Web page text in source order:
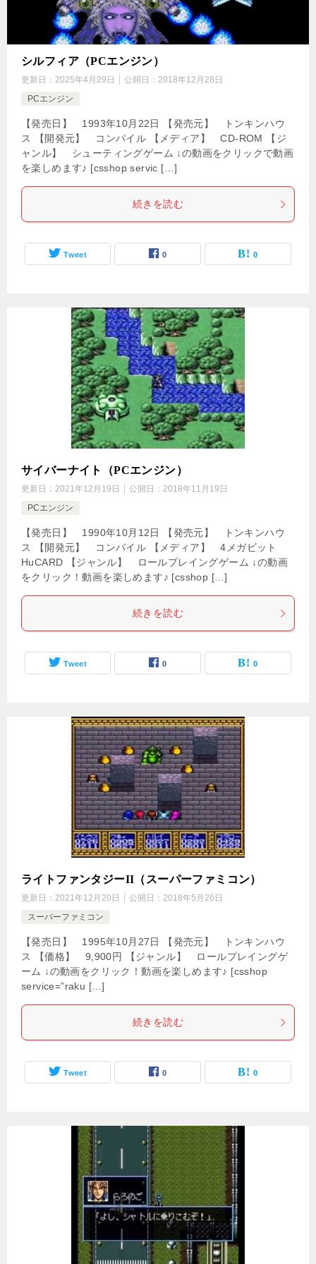
シルフィア（PCエンジン）
更新日： 2025年4月29日 公開日： 2018年12月28日
PCエンジン
【発売日】 1993年10月22日 【発売元】 トンキンハウ
ス 【開発元】 コンパイル 【メディア】 CD-ROM 【ジ
ャンル】 シューティングゲーム ↓の動画をクリックで動画
を楽しめます♪ [csshop servic […]
続きを読む
Tweet 0 0
サイバーナイト（PCエンジン）
更新日： 2021年12月19日 公開日： 2018年11月19日
PCエンジン
【発売日】 1990年10月12日 【発売元】 トンキンハウ
ス 【開発元】 コンパイル 【メディア】 4メガビット
HuCARD 【ジャンル】 ロールプレイングゲーム ↓の動画
をクリック！動画を楽しめます♪ [csshop […]
続きを読む
Tweet 0 0
ライトファンタジーII（スーパーファミコン）
更新日： 2021年12月20日 公開日： 2018年5月26日
スーパーファミコン
【発売日】 1995年10月27日 【発売元】 トンキンハウ
ス 【価格】 9,900円 【ジャンル】 ロールプレイングゲ
ーム ↓の動画をクリック！動画を楽しめます♪ [csshop
service=”raku […]
続きを読む
Tweet 0 0